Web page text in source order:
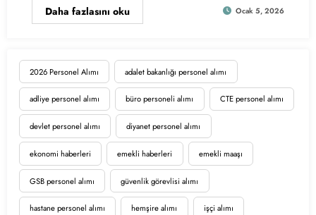
2026 Personel Alımı adalet bakanlığı personel alımı
adliye personel alımı büro personeli alımı CTE personel alımı
devlet personel alımı diyanet personel alımı
ekonomi haberleri emekli haberleri emekli maaşı
GSB personel alımı güvenlik görevlisi alımı
hastane personel alımı hemşire alımı işçi alımı
Daha fazlasını oku Ocak 5, 2026